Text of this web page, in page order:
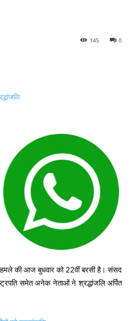
0
145
की आज बुधवार को 22वीं बरसी है। संसद
समेत अनेक नेताओं ने श्रद्धांजलि अर्पित